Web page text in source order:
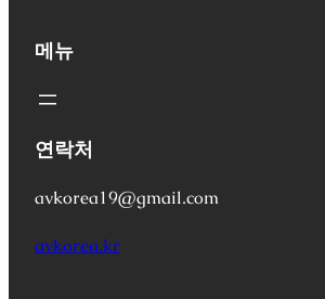
메뉴
연락처
avkorea19@gmail.com
avkorea.kr